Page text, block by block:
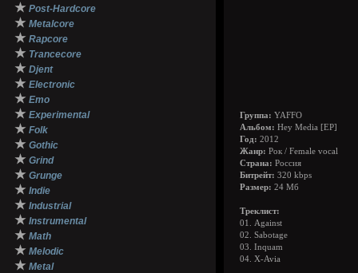
★ Post-Hardcore
★ Metalcore
★ Rapcore
★ Trancecore
★ Djent
★ Electronic
★ Emo
★ Experimental
★ Folk
★ Gothic
★ Grind
★ Grunge
★ Indie
★ Industrial
★ Instrumental
★ Math
★ Melodic
★ Metal
Группа: YAFFO
Альбом: Hey Media [EP]
Год: 2012
Жанр: Рок / Female vocal
Страна: Россия
Битрейт: 320 kbps
Размер: 24 Мб
Треклист:
01. Against
02. Sabotage
03. Inquam
04. X-Avia